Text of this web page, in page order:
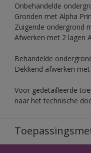
Onbehandelde
Gronden met Alpha
Zuigende ondergrond
Afwerken met 2 lagen
Behandelde
Dekkend afwerken
Voor gedetailleerde
naar het technische